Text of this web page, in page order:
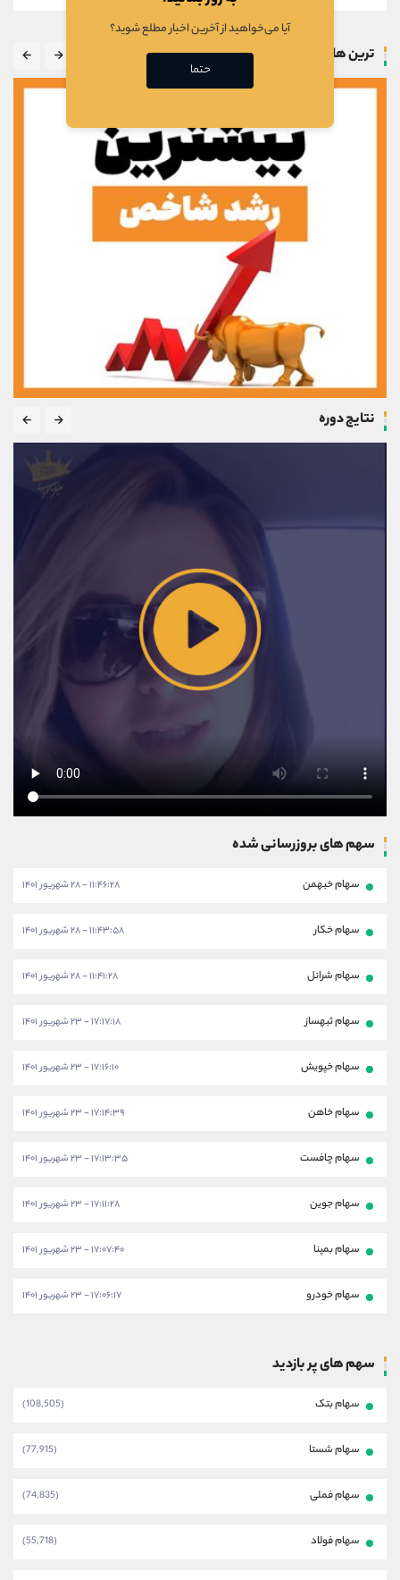
ترین ها
نتایج دوره
سهم های بروزرسانی شده
سهام خبهمن ۱۱:۴۶:۲۸ - ۲۸ شهریور ۱۴۰۱
سهام خکار ۱۱:۴۳:۵۸ - ۲۸ شهریور ۱۴۰۱
سهام شرانل ۱۱:۴۱:۲۸ - ۲۸ شهریور ۱۴۰۱
سهام ثبهساز ۱۷:۱۷:۱۸ - ۲۳ شهریور ۱۴۰۱
سهام خپویش ۱۷:۱۶:۱۰ - ۲۳ شهریور ۱۴۰۱
سهام خاهن ۱۷:۱۴:۳۹ - ۲۳ شهریور ۱۴۰۱
سهام چافست ۱۷:۱۳:۳۵ - ۲۳ شهریور ۱۴۰۱
سهام جوین ۱۷:۱۱:۲۸ - ۲۳ شهریور ۱۴۰۱
سهام بمپنا ۱۷:۰۷:۴۰ - ۲۳ شهریور ۱۴۰۱
سهام خودرو ۱۷:۰۶:۱۷ - ۲۳ شهریور ۱۴۰۱
سهم های پر بازدید
سهام بتک (108,505)
سهام شستا (77,915)
سهام فملی (74,835)
سهام فولاد (55,718)
آیا می‌خواهید از آخرین اخبار مطلع شوید؟
حتما